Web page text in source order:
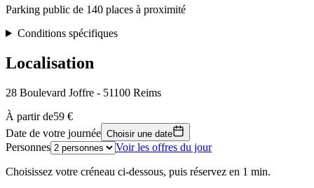
Parking public de 140 places à proximité
Conditions spécifiques
Localisation
28 Boulevard Joffre - 51100 Reims
59 €
+
−
À partir de59 €
Date de votre journée Choisir une date
Personnes Voir les offres du jour
Choisissez votre créneau ci-dessous, puis réservez en 1 min.